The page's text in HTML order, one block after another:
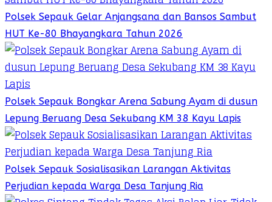
Polsek Sepauk Gelar Anjangsana dan Bansos Sambut
HUT Ke-80 Bhayangkara Tahun 2026
Polsek Sepauk Bongkar Arena Sabung Ayam di dusun
Lepung Beruang Desa Sekubang KM 38 Kayu Lapis
Polsek Sepauk Sosialisasikan Larangan Aktivitas
Perjudian kepada Warga Desa Tanjung Ria